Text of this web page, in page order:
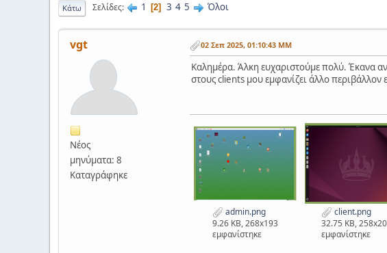
Κάτω Σελίδες 1 2 3 4 5 Όλοι
vgt
Νέος
μηνύματα: 8
Καταγράφηκε
02 Σεπ 2025, 01:10:43 ΜΜ
Καλημέρα. Άλκη ευχαριστούμε πολύ. Έκανα
στους clients μου εμφανίζει άλλο
admin.png
9.26 KB, 268x193
εμφανίστηκε
client.png
32.75 KB,
εμφανίστηκε